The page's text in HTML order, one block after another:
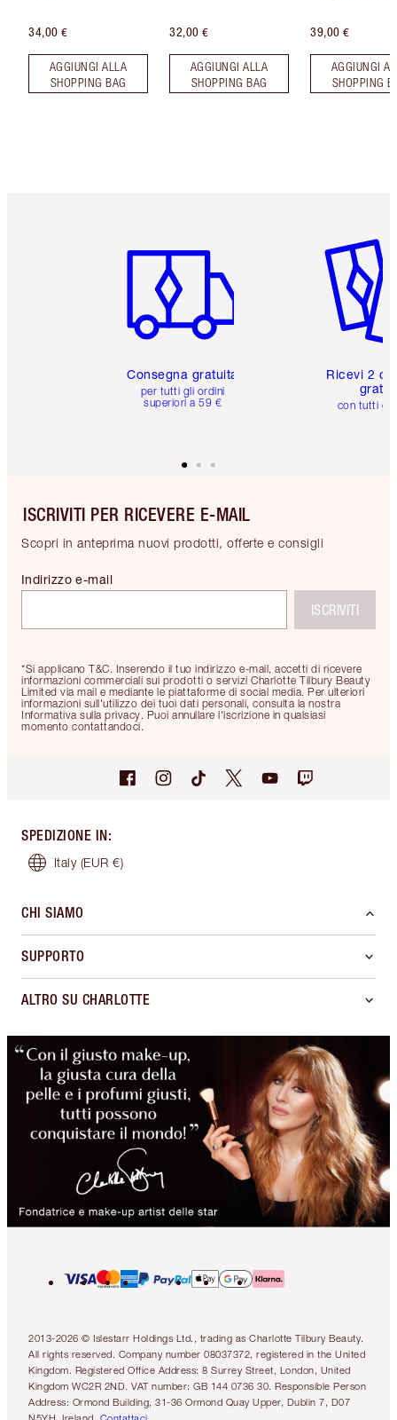
34,00 €
AGGIUNGI ALLA
SHOPPING BAG
32,00 €
AGGIUNGI ALLA
SHOPPING BAG
39,00 €
AGGIUNGI
SHOPPING
Consegna gratuita
per tutti gli ordini
superiori a 59 €
Ricevi 2
con tutti gli
ISCRIVITI PER RICEVERE E-MAIL
Scopri in anteprima nuovi prodotti, offerte e consigli
*Si applicano T&C. Inserendo il tuo indirizzo e-mail, accetti di ricevere
informazioni commerciali sui prodotti o servizi Charlotte Tilbury Beauty
Limited via mail e mediante le piattaforme di social media. Per ulteriori
informazioni sull'utilizzo dei tuoi dati personali, consulta la nostra
Informativa sulla privacy. Puoi annullare l'iscrizione in qualsiasi
momento contattandoci.
Indirizzo e-mail
ISCRIVITI
SPEDIZIONE IN:
Italy (EUR €)
CHI SIAMO
SUPPORTO
ALTRO SU CHARLOTTE
2013-2026 © Islestarr Holdings Ltd., trading as Charlotte Tilbury Beauty.
All rights reserved. Company number 08037372, registered in the United
Kingdom. Registered Office Address: 8 Surrey Street, London, United
Kingdom WC2R 2ND. VAT number: GB 144 0736 30. Responsible Person
Address: Ormond Building, 31-36 Ormond Quay Upper, Dublin 7, D07